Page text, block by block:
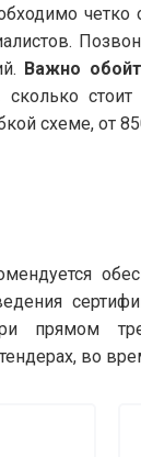
четко
Важно
сколько
схеме, от
прямом
во